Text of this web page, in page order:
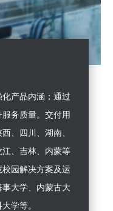
产品内涵；通过
务质量。交付用
、四川、湖南、
、吉林、内蒙等
园解决方案及运
大学、内蒙古大
学等。